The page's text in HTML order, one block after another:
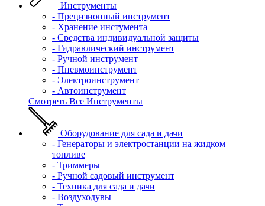
Инструменты
- Прецизионный инструмент
- Хранение инстумента
- Средства индивидуальной защиты
- Гидравлический инструмент
- Ручной инструмент
- Пневмоинструмент
- Электроинструмент
- Автоинструмент
Смотреть Все Инструменты
Оборудование для сада и дачи
- Генераторы и электростанции на жидком
топливе
- Триммеры
- Ручной садовый инструмент
- Техника для сада и дачи
- Воздуходувы